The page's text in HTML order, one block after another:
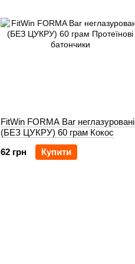
FitWin FORMA Bar неглазуровані
(БЕЗ ЦУКРУ) 60 грам Кокос
62 грн
Купити